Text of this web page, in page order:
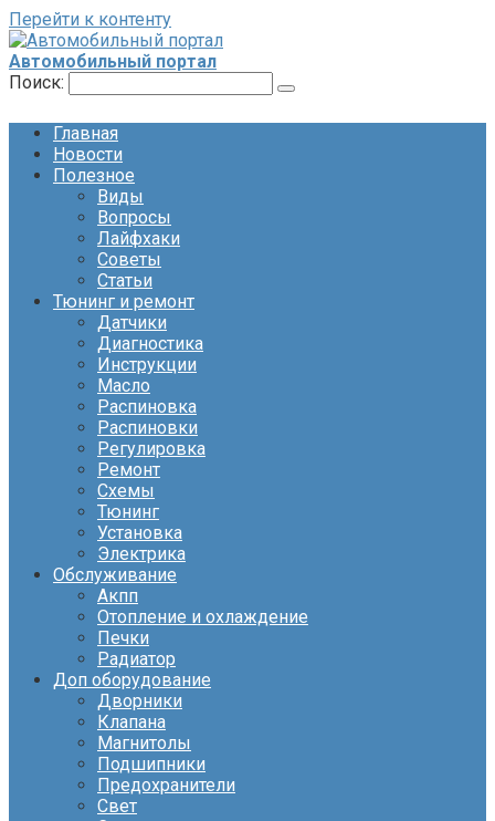
Перейти к контенту
Автомобильный портал
Поиск:
Главная
Новости
Полезное
Виды
Вопросы
Лайфхаки
Советы
Статьи
Тюнинг и ремонт
Датчики
Диагностика
Инструкции
Масло
Распиновка
Распиновки
Регулировка
Ремонт
Схемы
Тюнинг
Установка
Электрика
Обслуживание
Акпп
Отопление и охлаждение
Печки
Радиатор
Доп оборудование
Дворники
Клапана
Магнитолы
Подшипники
Предохранители
Свет